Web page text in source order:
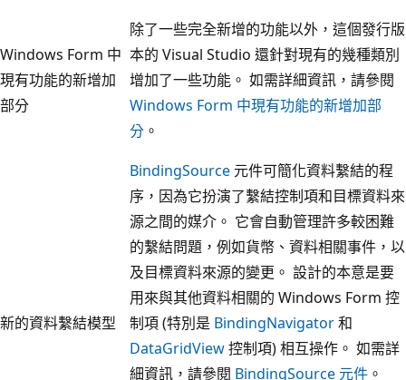
Windows Form 中
現有功能的新增加
部分
除了一些完全新增的功能以外，這個發行版
本的 Visual Studio 還針對現有的幾種類別
增加了一些功能。 如需詳細資訊，請參閱
Windows Form 中現有功能的新增加部
分 。
新的資料繫結模型
BindingSource 元件可簡化資料繫結的程
序，因為它扮演了繫結控制項和目標資料來
源之間的媒介。 它會自動管理許多較困難
的繫結問題，例如貨幣、資料相關事件，以
及目標資料來源的變更。 設計的本意是要
用來與其他資料相關的 Windows Form 控
制項 (特別是 BindingNavigator和
DataGridView控制項) 相互操作。 如需詳
細資訊，請參閱 BindingSource 元件 。